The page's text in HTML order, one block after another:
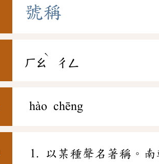
號稱
ㄏㄠ
ˋ
ㄔㄥ
hào chēng
以某種聲名著稱。